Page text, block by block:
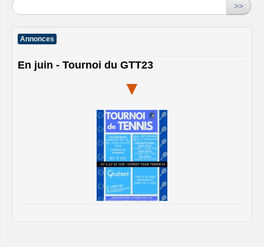
>>
Annonces
En juin - Tournoi du GTT23
▼